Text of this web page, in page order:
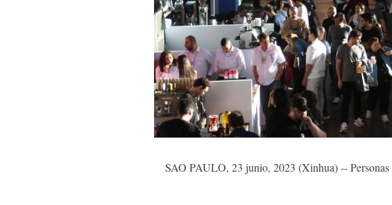
SAO PAULO, 23 junio, 2023 (Xinhua) --